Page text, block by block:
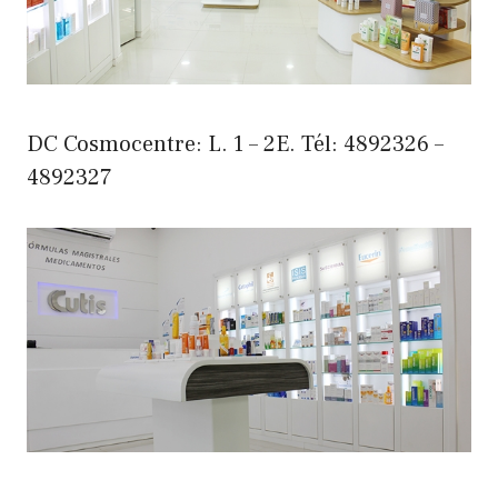
DC Cosmocentre: L. 1 – 2E. Tél: 4892326 –
4892327